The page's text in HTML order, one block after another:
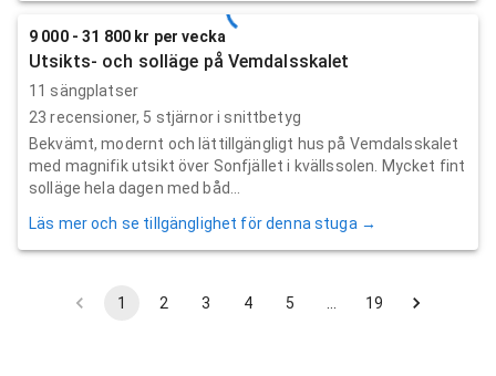
9 000 - 31 800 kr per vecka
Utsikts- och solläge på Vemdalsskalet
11 sängplatser
23 recensioner, 5 stjärnor i snittbetyg
Bekvämt, modernt och lättillgängligt hus på Vemdalsskalet
med magnifik utsikt över Sonfjället i kvällssolen. Mycket fint
solläge hela dagen med båd...
Läs mer och se tillgänglighet för denna stuga →
1 2 3 4 5 19